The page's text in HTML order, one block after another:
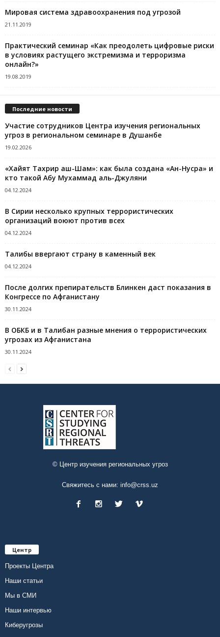
Мировая система здравоохранения под угрозой
21.11.2019
Практический семинар «Как преодолеть цифровые риски
в условиях растущего экстремизма и терроризма
онлайн?»
19.08.2019
Последние новости
Участие сотрудников Центра изучения региональных
угроз в региональном семинаре в Душанбе
19.02.2026
«Хайят Тахрир аш-Шам»: как была создана «Ан-Нусра» и
кто такой Абу Мухаммад аль-Джуляни
04.12.2024
В Сирии несколько крупных террористических
организаций воюют против всех
04.12.2024
Талибы ввергают страну в каменный век
04.12.2024
После долгих препирательств Блинкен даст показания в
Конгрессе по Афганистану
30.11.2024
В ОБКБ и в Талибан разные мнения о террористических
угрозах из Афганистана
30.11.2024
© Центр изучения региональных угроз
Свяжитесь с нами: info@crss.uz
Центр
Проекты Центра
Наши статьи
Мы в СМИ
Наши интервью
Киберугрозы